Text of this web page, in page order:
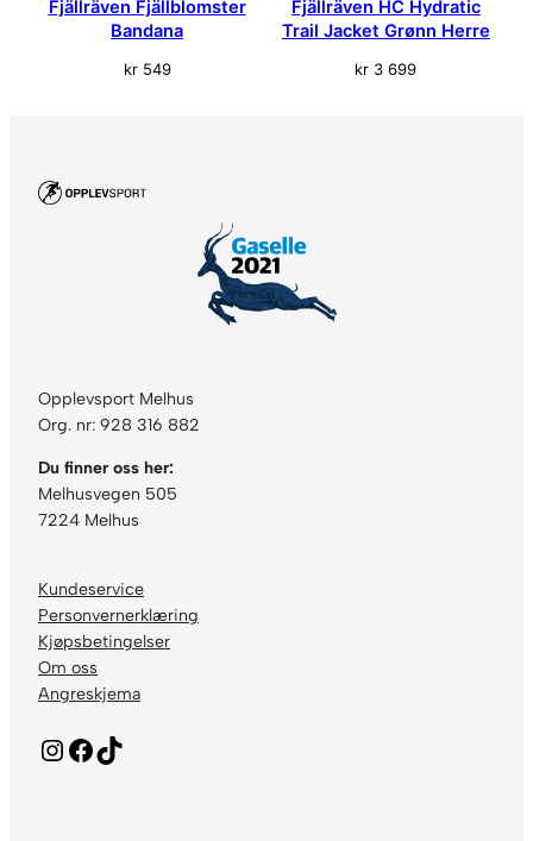
Fjällräven Fjällblomster
Bandana
kr549
Fjällräven HC Hydratic
Trail Jacket Grønn Herre
kr 3 699
Opplevsport Melhus
Org. nr: 928 316 882
Du finner oss her:
Melhusvegen 505
7224 Melhus
Kundeservice
Personvernerklæring
Kjøpsbetingelser
Om oss
Angreskjema
Instagram Facebook TikTok